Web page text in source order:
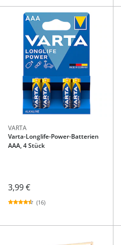
VARTA
Varta-Longlife-Power-Batterien
AAA, 4 Stück
3,99 €
(16)